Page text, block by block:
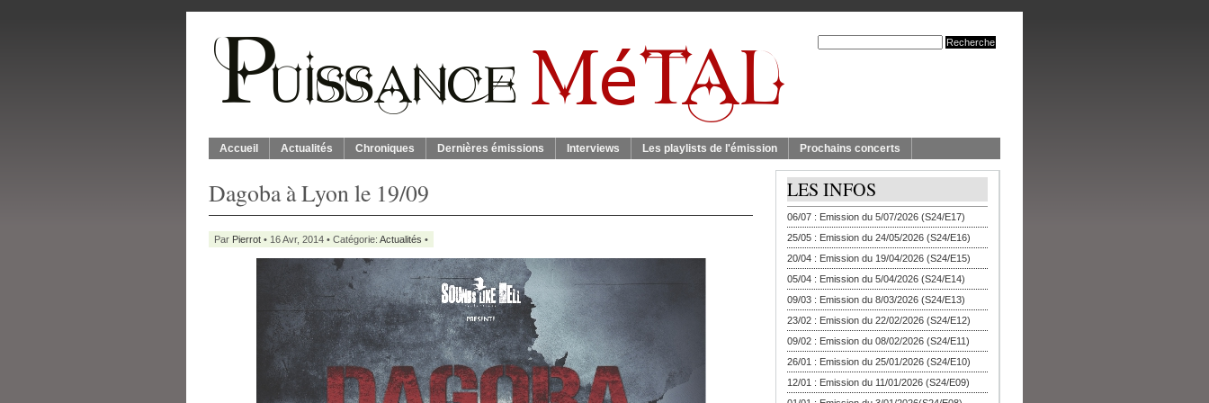
Accueil Actualités Chroniques Dernières émissions Interviews Les playlists de l'émission Prochains concerts
Dagoba à Lyon le 19/09
Par Pierrot • 16 Avr, 2014 • Catégorie: Actualités •
LES INFOS
06/07 : Emission du 5/07/2026 (S24/E17)
25/05 : Emission du 24/05/2026 (S24/E16)
20/04 : Emission du 19/04/2026 (S24/E15)
05/04 : Emission du 5/04/2026 (S24/E14)
09/03 : Emission du 8/03/2026 (S24/E13)
23/02 : Emission du 22/02/2026 (S24/E12)
09/02 : Emission du 08/02/2026 (S24/E11)
26/01 : Emission du 25/01/2026 (S24/E10)
12/01 : Emission du 11/01/2026 (S24/E09)